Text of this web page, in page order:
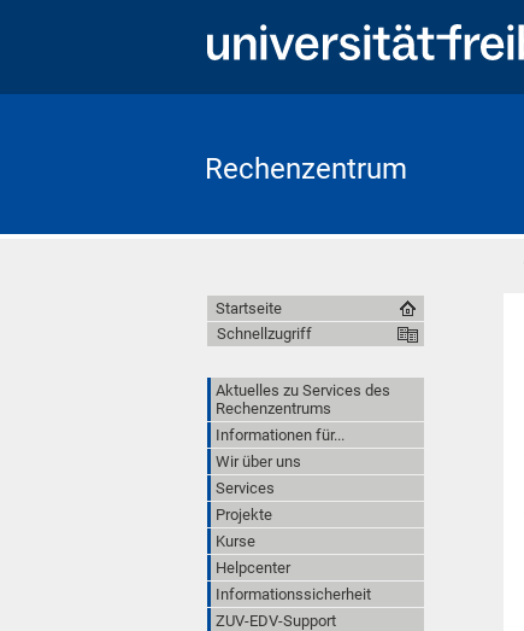
Rechenzentrum
Startseite
Schnellzugriff
Aktuelles zu Services des
Rechenzentrums
Informationen für...
Wir über uns
Services
Projekte
Kurse
Helpcenter
Informationssicherheit
ZUV-EDV-Support